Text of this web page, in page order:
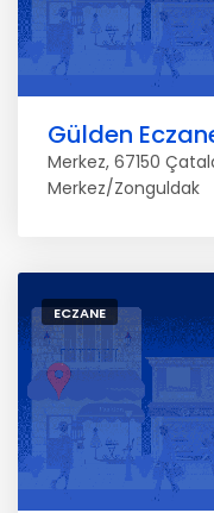
Gülden
Merkez, 67150
Merkez/Zonguldak
ECZANE